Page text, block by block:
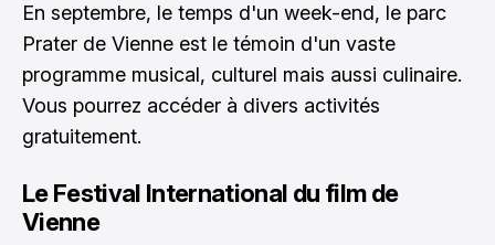
En septembre, le temps d'un week-end, le parc
Prater de Vienne est le témoin d'un vaste
programme musical, culturel mais aussi culinaire.
Vous pourrez accéder à divers activités
gratuitement.
Le Festival International du film de
Vienne